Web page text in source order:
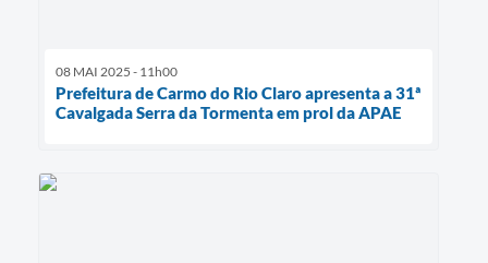
08 MAI 2025 - 11h00
Prefeitura de Carmo do Rio Claro apresenta a 31ª
Cavalgada Serra da Tormenta em prol da APAE